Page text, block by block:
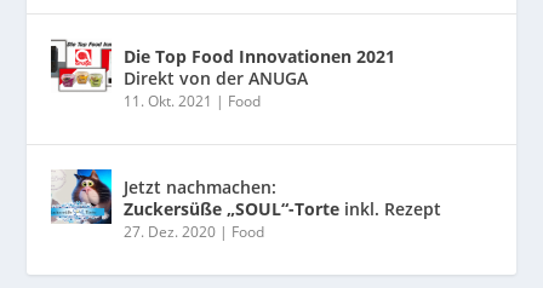
Die Top Food Innovationen 2021
Direkt von der ANUGA
11. Okt. 2021 | Food
Jetzt nachmachen:
Zuckersüße „SOUL“-Torte inkl. Rezept
27. Dez. 2020 | Food